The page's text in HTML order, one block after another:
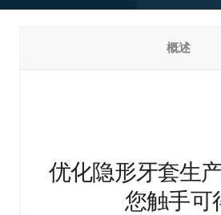
概述
优化隐形牙套生
您触手可